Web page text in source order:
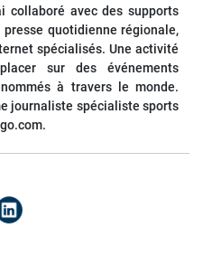
collaboré avec des supports
presse quotidienne régionale,
spécialisés. Une activité
sur des événements
à travers le monde.
journaliste spécialiste sports